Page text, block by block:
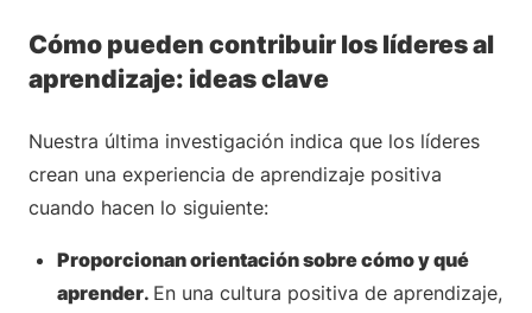
Cómo pueden contribuir los líderes al
aprendizaje: ideas clave
Nuestra última investigación indica que los líderes
crean una experiencia de aprendizaje positiva
cuando hacen lo siguiente:
Proporcionan orientación sobre cómo y qué
aprender. En una cultura positiva de aprendizaje,